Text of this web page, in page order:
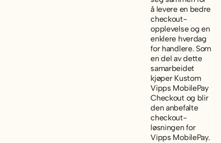
å levere en bedre
checkout-
opplevelse og en
enklere hverdag
for handlere. Som
en del av dette
samarbeidet
kjøper Kustom
Vipps MobilePay
Checkout og blir
den anbefalte
checkout-
løsningen for
Vipps MobilePay.